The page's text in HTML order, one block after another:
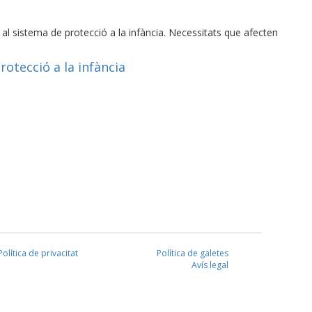
sistema de protecció a la infància. Necessitats que afecten
a la infància
de privacitat
Política de galetes
Avís legal